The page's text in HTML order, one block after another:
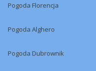
Pogoda Florencja
Pogoda Alghero
Pogoda Dubrownik